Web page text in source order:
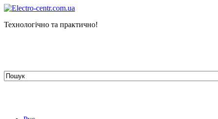
Технологічно та практично!